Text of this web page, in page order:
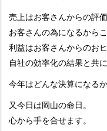
売上はお客さんからの評価
お客さんの為になるから
利益はお客さんからのお
自社の効率化の結果と共
今年はどんな決算になる
又今日は岡山の命日。
心から手を合せます。